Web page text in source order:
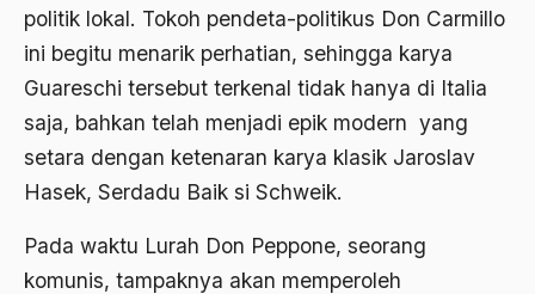
politik lokal. Tokoh pendeta-politikus Don Carmillo
ini begitu menarik perhatian, sehingga karya
Guareschi tersebut terkenal tidak hanya di Italia
saja, bahkan telah menjadi epik modern yang
setara dengan ketenaran karya klasik Jaroslav
Hasek, Serdadu Baik si Schweik.
Pada waktu Lurah Don Peppone, seorang
komunis, tampaknya akan memperoleh
Ahli waris
Ahlussunnah
Ahlussunnah Wal jamaah
Ahmad Daudy